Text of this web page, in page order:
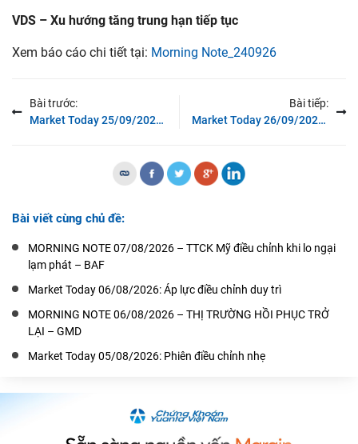
VDS – Xu hướng tăng trung hạn tiếp tục
Xem báo cáo chi tiết tại: Morning Note_240926
Bài trước:
Market Today 25/09/2024: Các chỉ số tăng mạnh phiên thứ 2 liên tiếp
Bài tiếp:
Market Today 26/09/2024: Nhóm Ngân hàng tiếp tục dẫn dắt
Bài viết cùng chủ đề:
MORNING NOTE 07/08/2026 – TTCK Mỹ điều chỉnh khi lo ngại
lạm phát – BAF
Market Today 06/08/2026: Áp lực điều chỉnh duy trì
MORNING NOTE 06/08/2026 – THỊ TRƯỜNG HỒI PHỤC TRỞ
LẠI – GMD
Market Today 05/08/2026: Phiên điều chỉnh nhẹ